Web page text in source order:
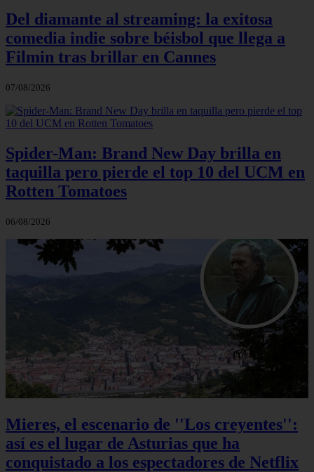
Del diamante al streaming: la exitosa
comedia indie sobre béisbol que llega a
Filmin tras brillar en Cannes
07/08/2026
Spider-Man: Brand New Day brilla en
taquilla pero pierde el top 10 del UCM en
Rotten Tomatoes
06/08/2026
Mieres, el escenario de ''Los creyentes'':
así es el lugar de Asturias que ha
conquistado a los espectadores de Netflix